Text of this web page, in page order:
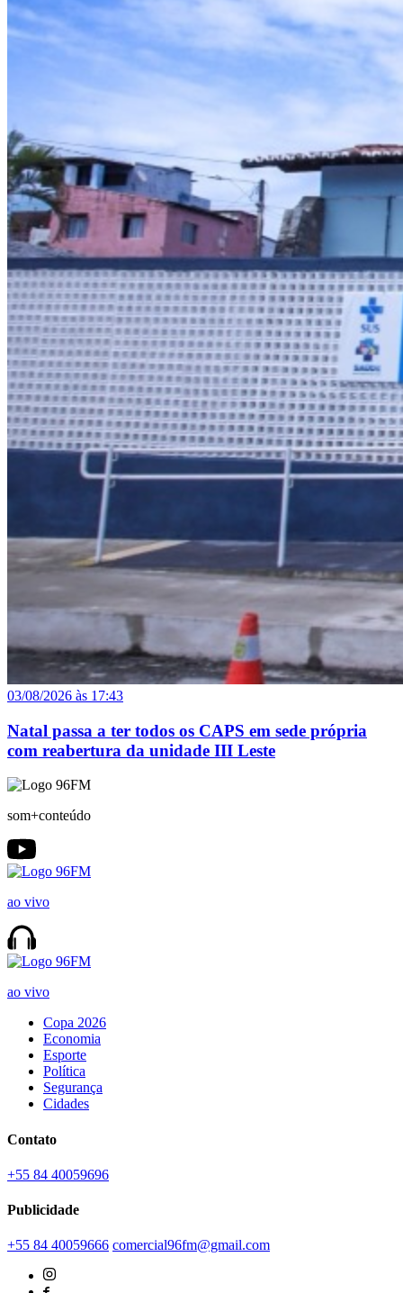
03/08/2026 às 17:43
Natal passa a ter todos os CAPS em sede própria
com reabertura da unidade III Leste
som+conteúdo
ao vivo
ao vivo
Copa 2026
Economia
Esporte
Política
Segurança
Cidades
Contato
+55 84 40059696
Publicidade
+55 84 40059666 comercial96fm@gmail.com